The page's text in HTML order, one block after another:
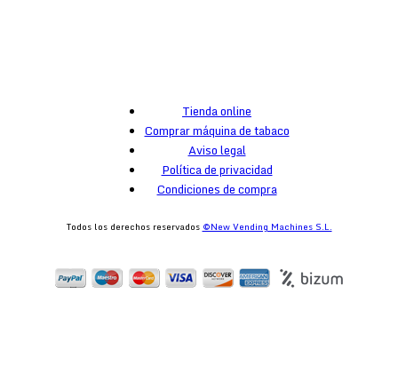
Tienda online
Comprar máquina de tabaco
Aviso legal
Política de privacidad
Condiciones de compra
Todos los derechos reservados ©New Vending Machines S.L.